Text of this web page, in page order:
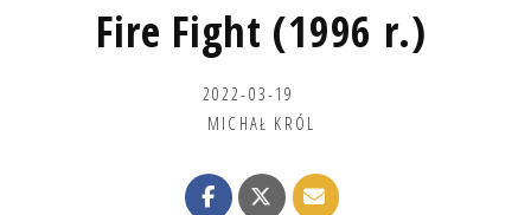
Fire Fight (1996 r.)
2022-03-19
MICHAŁ KRÓL